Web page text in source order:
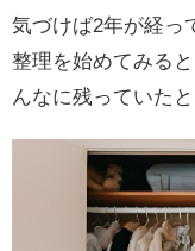
気づけば2年が経っ
整理を始めてみる
んなに残っていた